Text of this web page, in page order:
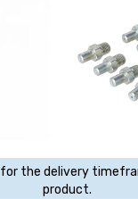
for the delivery
product.